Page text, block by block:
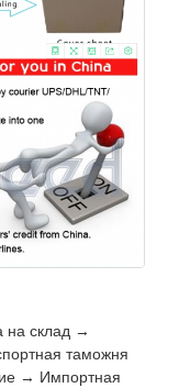
на склад →
таможня
→ Импортная